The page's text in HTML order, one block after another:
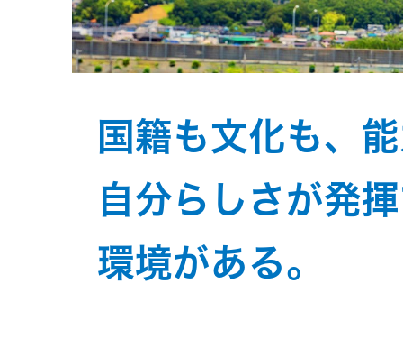
ホン
ポータブ
クター
オーディ
オ
私たちのブ
ランド
経営計画
事業概要
会社概要
個人投資家
の皆様へ
マネジメン
トメッセー
サステナビリ
ティ
トップコミ
ットメント
JVCケンウ
お問い合わせ
国籍も文化も、
自分らしさが発
環境がある。